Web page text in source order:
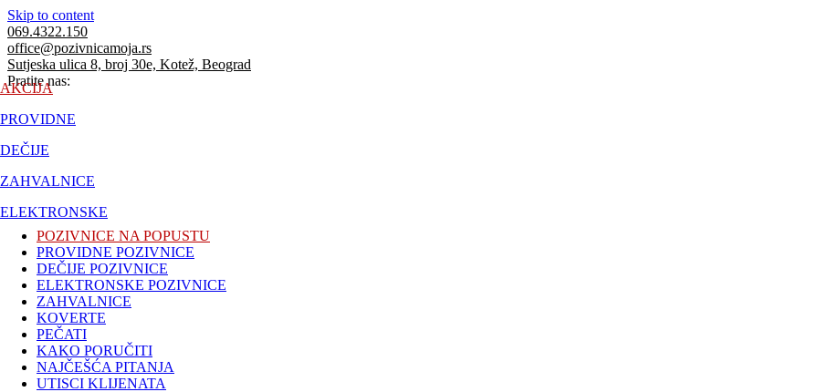
Skip to content
069.4322.150
office@pozivnicamoja.rs
Sutjeska ulica 8, broj 30e, Kotež, Beograd
Pratite nas:
AKCIJA
PROVIDNE
DEČIJE
ZAHVALNICE
ELEKTRONSKE
POZIVNICE NA POPUSTU
PROVIDNE POZIVNICE
DEČIJE POZIVNICE
ELEKTRONSKE POZIVNICE
ZAHVALNICE
KOVERTE
PEČATI
KAKO PORUČITI
NAJČEŠĆA PITANJA
UTISCI KLIJENATA